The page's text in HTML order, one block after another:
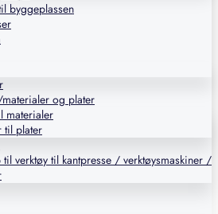
byggeplassen
og plater
materialer
til plater
til verktøy til kantpresse / verktøysmaskiner /